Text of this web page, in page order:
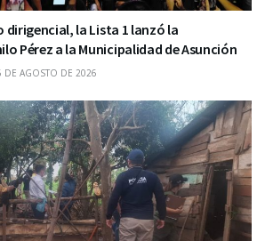
dirigencial, la Lista 1 lanzó la
Pérez a la Municipalidad de Asunción
DE AGOSTO DE 2026